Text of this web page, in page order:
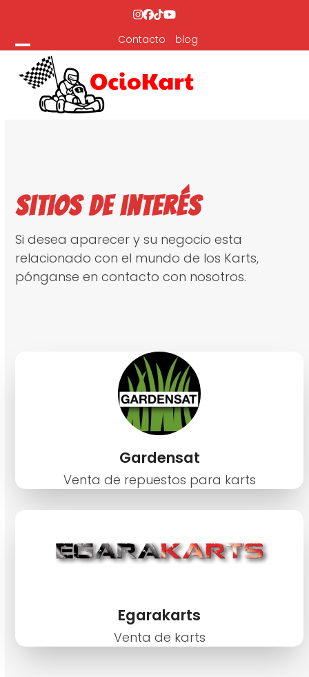
content
Instagram
Facebook
TiktokYouTube
Contacto blog
Open
mobile
menu
Close
mobile
menu
Sitios de interés
Si desea aparecer y su negocio esta
relacionado con el mundo de los Karts,
pónganse en contacto con nosotros.
Gardensat
Venta de repuestos para karts
Egarakarts
Venta de karts